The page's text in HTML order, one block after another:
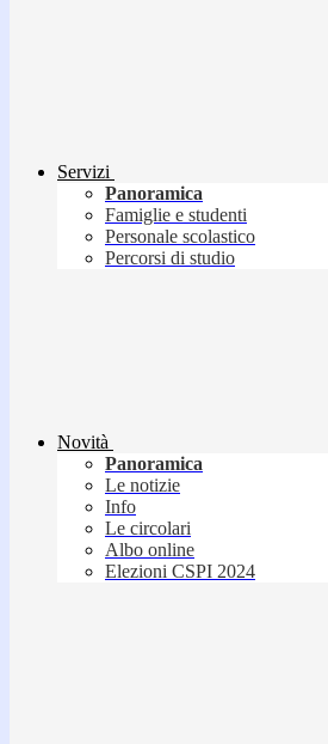
Servizi
Panoramica
Famiglie e studenti
Personale scolastico
Percorsi di studio
Novità
Panoramica
Le notizie
Info
Le circolari
Albo online
Elezioni CSPI 2024